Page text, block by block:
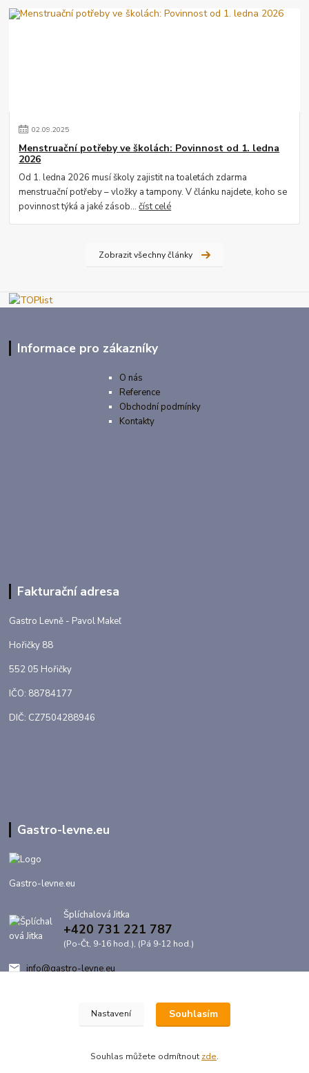
02.09.2025
Menstruační potřeby ve školách: Povinnost od 1. ledna
2026
Od 1. ledna 2026 musí školy zajistit na toaletách zdarma
menstruační potřeby – vložky a tampony. V článku najdete, koho se
povinnost týká a jaké zásob...číst celé
Zobrazit všechny články
Informace pro zákazníky
O nás
Reference
Obchodní podmínky
Kontakty
Fakturační adresa
Gastro Levně - Pavol Makeľ
Hořičky 88
552 05 Hořičky
IČO: 88784177
DIČ: CZ7504288946
Gastro-levne.eu
Gastro-levne.eu
Šplíchalová Jitka
+420 731 221 787
(Po-Čt, 9-16 hod.), (Pá 9-12 hod.)
info@gastro-levne.eu
Nastavení Souhlasím
Souhlas můžete odmítnout zde.